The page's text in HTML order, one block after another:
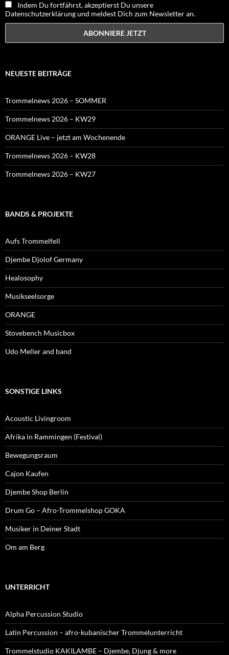
Indem Du fortfährst, akzeptierst Du unsere
Datenschutzerklärung und meldest Dich zum Newsletter an.
NEUESTE BEITRÄGE
Trommelnews 2026 – SOMMER
Trommelnews 2026 – KW29
ORANGE Live – jetzt am Wochenende
Trommelnews 2026 – KW28
Trommelnews 2026 – KW27
BANDS & PROJEKTE
Aufs Trommelfell
Djembe Djolof Germany
Healosophy
Musikseelsorge
ORANGE
Stovebench Musicbox
Udo Meller and band
SONSTIGE LINKS
Acoustic Livingroom
Afrika in Rammingen (Festival)
Bewegungsraum
Cajon Kaufen
Djembe Shop Berlin
Drum Go – Afro-Trommelshop GOKA
Musiker in Deiner Stadt
Om am Berg
UNTERRICHT
Alpha Percussion Studio
Latin Percussion – afro-kubanischer Trommelunterricht
Trommelstudio KAKILAMBE – Djembe, Djung & more